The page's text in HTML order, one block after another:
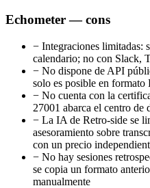
Echometer — cons
− Integraciones limitadas:
calendario; no con Slack,
− No dispone de API
solo es posible en
− No cuenta con la
27001 abarca el centro de
− La IA de Retro-side se
asesoramiento sobre
con un precio
− No hay sesiones
se copia un formato
manualmente